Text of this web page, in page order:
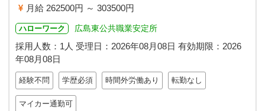
月給 262500円 ～ 303500円
ハローワーク 広島東公共職業安定所
採用人数：1人 受理日： 2026年08月08日 有効期限： 2026
年08月08日
経験不問 学歴必須 時間外労働あり 転勤なし
マイカー通勤可